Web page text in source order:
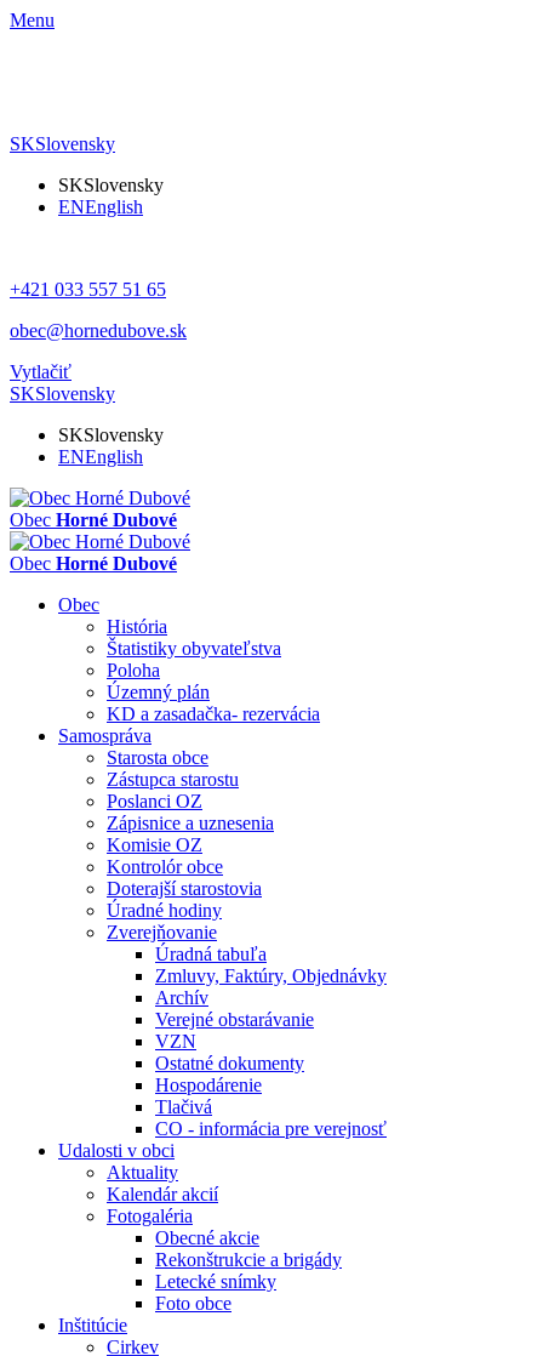
Menu
SKSlovensky
SKSlovensky
ENEnglish
+421 033 557 51 65
obec@hornedubove.sk
Vytlačiť
SKSlovensky
SKSlovensky
ENEnglish
Obec Horné Dubové
Obec Horné Dubové
Obec
História
Štatistiky obyvateľstva
Poloha
Územný plán
KD a zasadačka- rezervácia
Samospráva
Starosta obce
Zástupca starostu
Poslanci OZ
Zápisnice a uznesenia
Komisie OZ
Kontrolór obce
Doterajší starostovia
Úradné hodiny
Zverejňovanie
Úradná tabuľa
Zmluvy, Faktúry, Objednávky
Archív
Verejné obstarávanie
VZN
Ostatné dokumenty
Hospodárenie
Tlačivá
CO - informácia pre verejnosť
Udalosti v obci
Aktuality
Kalendár akcií
Fotogaléria
Obecné akcie
Rekonštrukcie a brigády
Letecké snímky
Foto obce
Inštitúcie
Cirkev